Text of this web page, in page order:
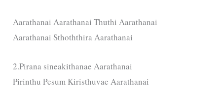
Aarathanai Aarathanai Thuthi Aarathanai
Aarathanai Sthoththira Aarathanai
2.Pirana sineakithanae Aarathanai
Pirinthu Pesum Kiristhuvae Aarathanai